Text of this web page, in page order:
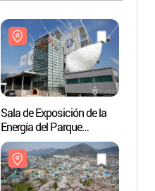
Sala de Exposición de la
Energía del Parque
Científico de Medio
Ambiente y Energía
(에너지환경과학공원
에너지전시관)